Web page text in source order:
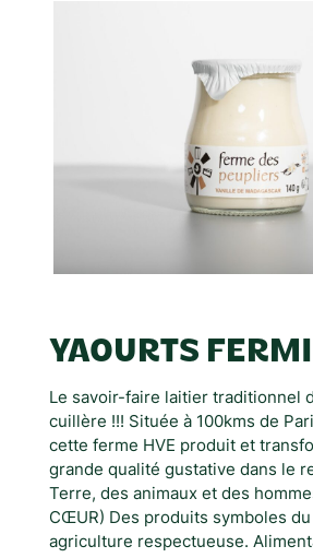
YAOURTS
Le savoir-faire laitier traditionnel
cuillère !!! Située à 100kms de
cette ferme HVE produit et
grande qualité gustative dans le
Terre, des animaux et des
CŒUR) Des produits symboles du
agriculture respectueuse.